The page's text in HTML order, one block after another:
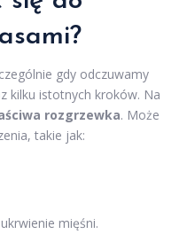
gdy odczuwamy
kilku istotnych kroków. Na
rozgrzewka. Może
takie jak:
mięśni.